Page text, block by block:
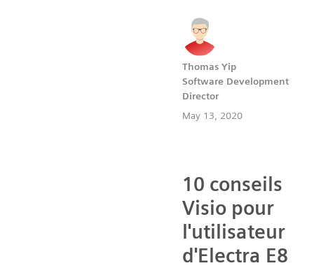
Thomas Yip
Software Development
Director
May 13, 2020
10 conseils
Visio pour
l'utilisateur
d'Electra E8